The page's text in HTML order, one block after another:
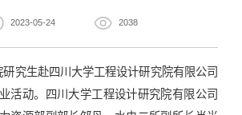
2023-05-24 2038
研究生赴四川大学工程设计研究院有限公司
活动。四川大学工程设计研究院有限公司